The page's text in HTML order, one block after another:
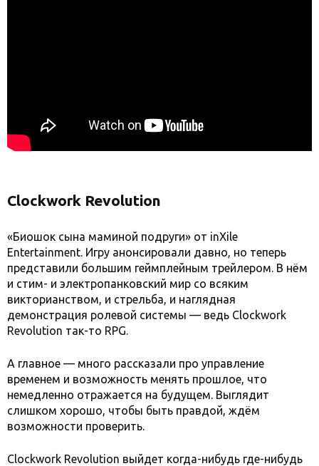
Clockwork Revolution
«Биошок сына маминой подруги» от inXile
Entertainment. Игру анонсировали давно, но теперь
представили большим геймплейным трейлером. В нём
и стим- и электропанковский мир со всяким
викторианством, и стрельба, и наглядная
демонстрация ролевой системы — ведь Clockwork
Revolution так-то RPG.
А главное — много рассказали про управление
временем и возможность менять прошлое, что
немедленно отражается на будущем. Выглядит
слишком хорошо, чтобы быть правдой, ждём
возможности проверить.
Clockwork Revolution выйдет когда-нибудь где-нибудь